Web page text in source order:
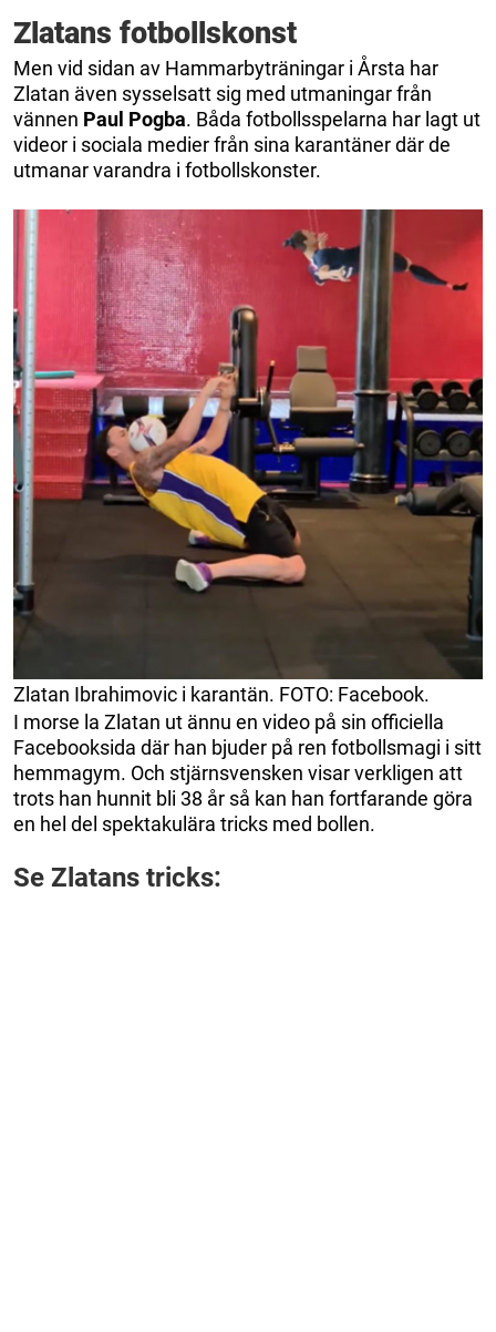
Zlatans fotbollskonst
Men vid sidan av Hammarbyträningar i Årsta har
Zlatan även sysselsatt sig med utmaningar från
vännen Paul Pogba. Båda fotbollsspelarna har lagt ut
videor i sociala medier från sina karantäner där de
utmanar varandra i fotbollskonster.
Zlatan Ibrahimovic i karantän. FOTO: Facebook.
I morse la Zlatan ut ännu en video på sin officiella
Facebooksida där han bjuder på ren fotbollsmagi i sitt
hemmagym. Och stjärnsvensken visar verkligen att
trots han hunnit bli 38 år så kan han fortfarande göra
en hel del spektakulära tricks med bollen.
Se Zlatans tricks: